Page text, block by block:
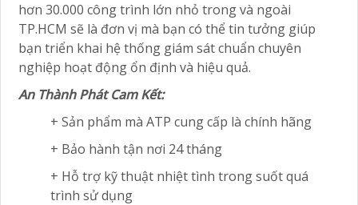
hơn 30.000 công trình lớn nhỏ trong và ngoài
TP.HCM sẽ là đơn vị mà bạn có thể tin tưởng giúp
bạn triển khai hệ thống giám sát chuẩn chuyên
nghiệp hoạt động ổn định và hiệu quả.
An Thành Phát Cam Kết:
+ Sản phẩm mà ATP cung cấp là chính hãng
+ Bảo hành tận nơi 24 tháng
+ Hỗ trợ kỹ thuật nhiệt tình trong suốt quá
trình sử dụng